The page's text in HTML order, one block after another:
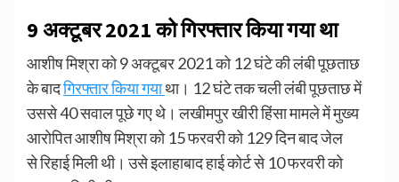
9 अक्टूबर 2021 को गिरफ्तार किया गया था
आशीष मिश्रा को 9 अक्टूबर 2021 को 12 घंटे की लंबी पूछताछ
के बादगिरफ्तार किया गयाथा। 12 घंटे तक चली लंबी पूछताछ में
उससे 40 सवाल पूछे गए थे। लखीमपुर खीरी हिंसा मामले में मुख्य
आरोपित आशीष मिश्रा को 15 फरवरी को 129 दिन बाद जेल
से रिहाई मिली थी। उसे इलाहाबाद हाई कोर्ट से 10 फरवरी को